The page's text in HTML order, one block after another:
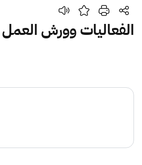
بحث
الفعاليات وورش العمل